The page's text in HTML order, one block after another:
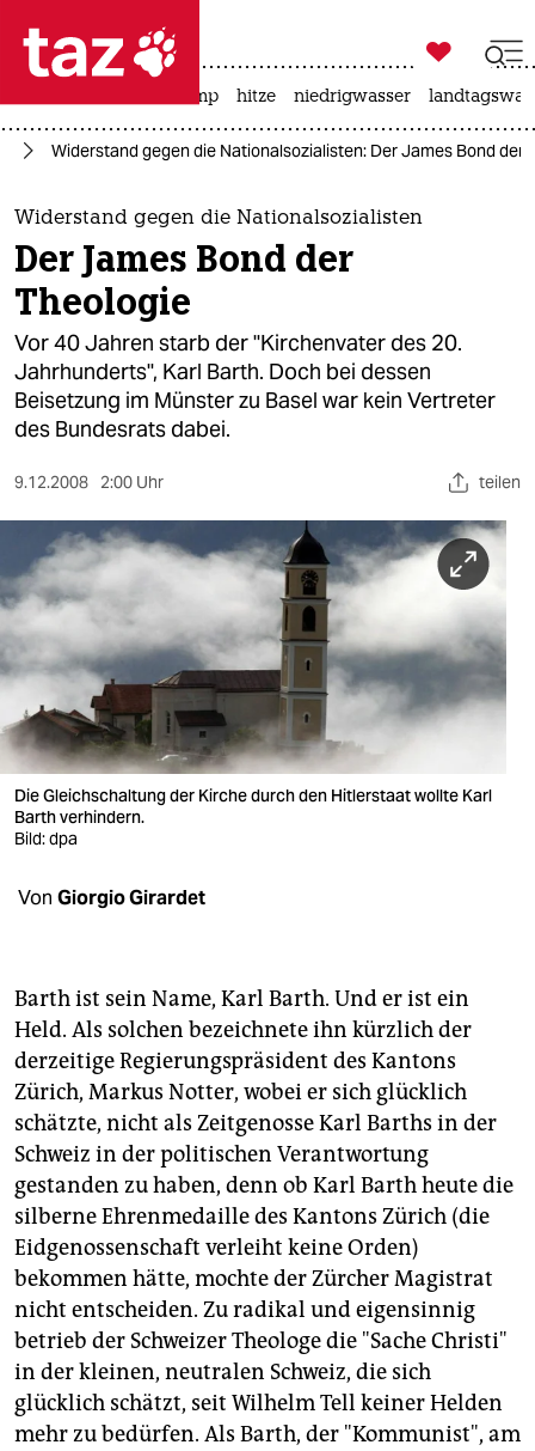
 taz zahl ich
taz zahl ich
themen
politik
öko
gesellschaft
kultur
sport
berlin
nord
wahrheit
verlag
verlag
veranstaltungen
shop
fragen & hilfe
genossenschaft
epaper login

taz zahl ich
usa unter trump hitze niedrigwasser
Widerstand gegen die Nationalsozialisten: Der James Bond der
Widerstand gegen die Nationalsozialisten
Der James Bond der
Theologie
Vor 40 Jahren starb der "Kirchenvater des 20.
Jahrhunderts", Karl Barth. Doch bei dessen
Beisetzung im Münster zu Basel war kein Vertreter
des Bundesrats dabei.
9.12.2008 2:00 Uhr teilen
Die Gleichschaltung der Kirche durch den Hitlerstaat wollte Karl
Barth verhindern.
Bild: dpa
Von Giorgio Girardet
Barth ist sein Name, Karl Barth. Und er ist ein
Held. Als solchen bezeichnete ihn kürzlich der
derzeitige Regierungspräsident des Kantons
Zürich, Markus Notter, wobei er sich glücklich
schätzte, nicht als Zeitgenosse Karl Barths in der
Schweiz in der politischen Verantwortung
gestanden zu haben, denn ob Karl Barth heute die
silberne Ehrenmedaille des Kantons Zürich (die
Eidgenossenschaft verleiht keine Orden)
bekommen hätte, mochte der Zürcher Magistrat
nicht entscheiden. Zu radikal und eigensinnig
betrieb der Schweizer Theologe die "Sache Christi"
in der kleinen, neutralen Schweiz, die sich
glücklich schätzt, seit Wilhelm Tell keiner Helden
mehr zu bedürfen. Als Barth, der "Kommunist", am